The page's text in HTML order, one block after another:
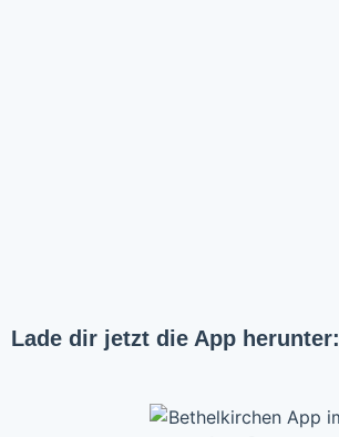
Lade dir jetzt die App herunter: